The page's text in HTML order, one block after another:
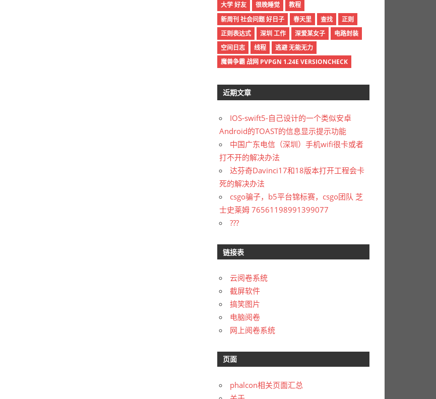
大学 好友
很晚睡觉
教程
新周刊 社会问题 好日子
春天里 查找
正则
正则表达式
深圳 工作 深爱某女子
电路封装
空间日志
线程
逃避 无能无力
魔兽争霸 战网 PVPGN 1.24E VERSIONCHECK
近期文章
IOS-swift5-自己设计的一个类似安卓
Android的TOAST的信息显示提示功能
中国广东电信（深圳）手机wifi很卡或者
打不开的解决办法
达芬奇Davinci17和18版本打开工程会卡
死的解决办法
csgo骗子，b5平台锦标赛，csgo团队 芝
士史莱姆 76561198991399077
???
链接表
云阅卷系统
截屏软件
搞笑图片
电脑阅卷
网上阅卷系统
页面
phalcon相关页面汇总